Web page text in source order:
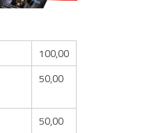
100,00
50,00
50,00